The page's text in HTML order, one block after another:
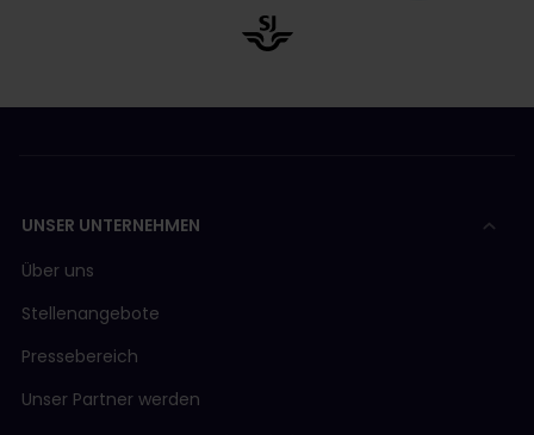
UNSER UNTERNEHMEN
Über uns
Stellenangebote
Pressebereich
Unser Partner werden